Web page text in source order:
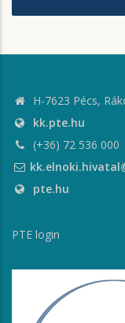
H-7623 Pécs,
kk.pte.hu
(+36) 72 536 000
pte.hu
PTE login